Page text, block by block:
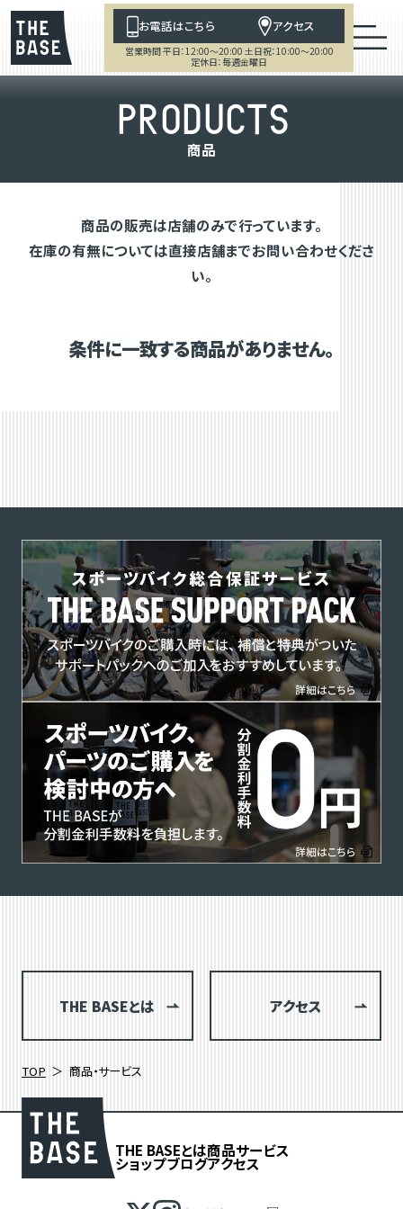
お電話はこちら アクセス
営業時間 平日：12:00～20:00 土日祝：10:00～20:00
定休日：毎週金曜日
PRODUCTS
商品
商品の販売は店舗のみで行っています。
在庫の有無については直接店舗までお問い合わせくださ
い。
条件に一致する商品がありません。
THE BASEとは アクセス
TOP 商品・サービス
THE BASEとは商品サービス
ショップブログアクセス